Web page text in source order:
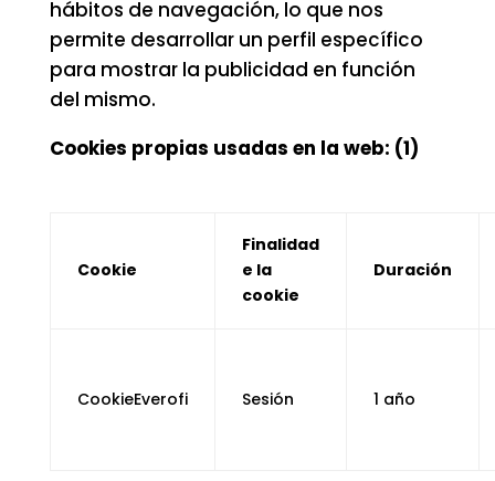
hábitos de navegación, lo que nos
permite desarrollar un perfil específico
para mostrar la publicidad en función
del mismo.
Cookies propias usadas en la web: (1)
Cookie
Finalidad
e la
cookie
Duración
CookieEverofi Sesión 1 año